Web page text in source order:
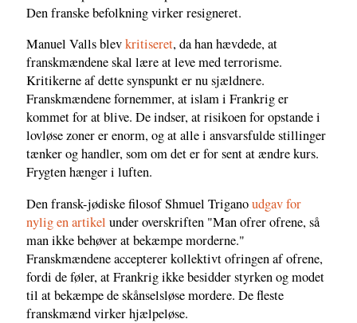
Den franske befolkning virker resigneret.
Manuel Valls blevkritiseret, da han hævdede, at
franskmændene skal lære at leve med terrorisme.
Kritikerne af dette synspunkt er nu sjældnere.
Franskmændene fornemmer, at islam i Frankrig er
kommet for at blive. De indser, at risikoen for opstande i
lovløse zoner er enorm, og at alle i ansvarsfulde stillinger
tænker og handler, som om det er for sent at ændre kurs.
Frygten hænger i luften.
Den fransk-jødiske filosof Shmuel Triganoudgav for
nylig en artikel under overskriften "Man ofrer ofrene, så
man ikke behøver at bekæmpe morderne."
Franskmændene accepterer kollektivt ofringen af ofrene,
fordi de føler, at Frankrig ikke besidder styrken og modet
til at bekæmpe de skånselsløse mordere. De fleste
franskmænd virker hjælpeløse.